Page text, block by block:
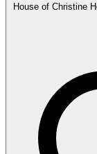
House of Christine